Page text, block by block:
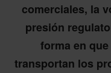
comerciales, la
presión
forma en
transportan los